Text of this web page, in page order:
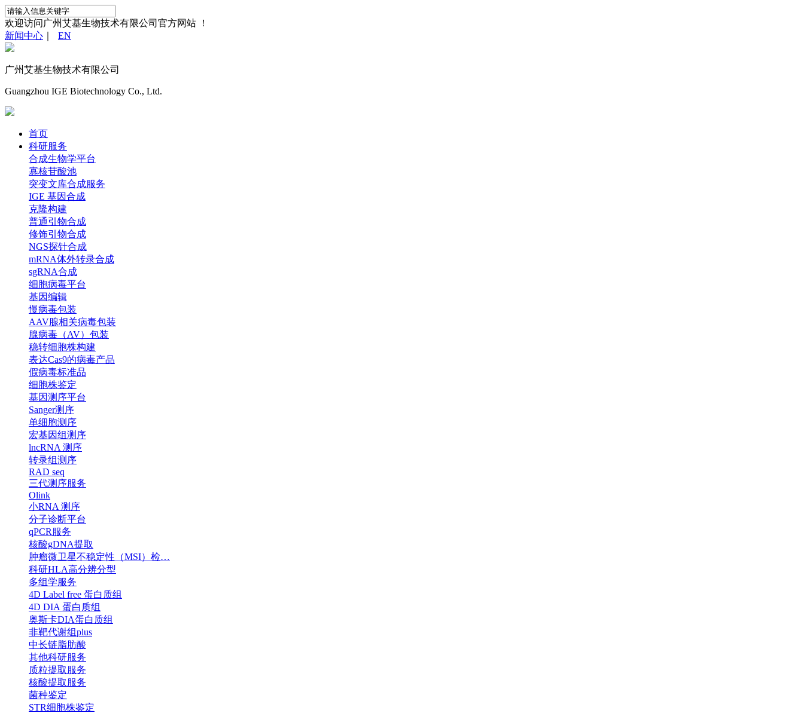
欢迎访问广州艾基生物技术有限公司官方网站 ！
新闻中心
EN
广州艾基生物技术有限公司
Guangzhou IGE Biotechnology Co., Ltd.
首页
科研服务
合成生物学平台
寡核苷酸池
突变文库合成服务
IGE 基因合成
克隆构建
普通引物合成
修饰引物合成
NGS探针合成
mRNA体外转录合成
sgRNA合成
细胞病毒平台
基因编辑
慢病毒包装
AAV腺相关病毒包装
腺病毒（AV）包装
稳转细胞株构建
表达Cas9的病毒产品
假病毒标准品
细胞株鉴定
基因测序平台
Sanger测序
单细胞测序
宏基因组测序
lncRNA 测序
转录组测序
RAD seq
三代测序服务
Olink
小RNA 测序
分子诊断平台
qPCR服务
核酸gDNA提取
肿瘤微卫星不稳定性（MSI）检…
科研HLA高分辨分型
多组学服务
4D Label free 蛋白质组
4D DIA 蛋白质组
奥斯卡DIA蛋白质组
非靶代谢组plus
中长链脂肪酸
其他科研服务
质粒提取服务
核酸提取服务
菌种鉴定
STR细胞株鉴定